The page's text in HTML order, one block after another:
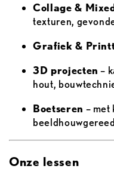
Collage &
texturen,
Grafiek &
3D projecten –
hout,
Boetseren – met
Onze lessen